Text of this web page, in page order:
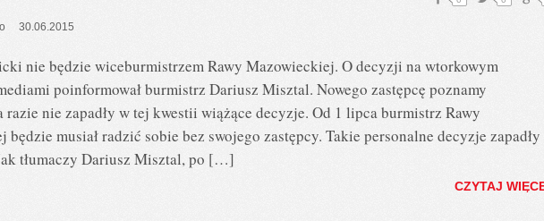
30.06.2015
nie będzie wiceburmistrzem Rawy Mazowieckiej. O decyzji na wtorkowym
poinformował burmistrz Dariusz Misztal. Nowego zastępcę poznamy
razie nie zapadły w tej kwestii wiążące decyzje. Od 1 lipca burmistrz Rawy
będzie musiał radzić sobie bez swojego zastępcy. Takie personalne decyzje zapadły
tłumaczy Dariusz Misztal, po […]
CZYTAJ